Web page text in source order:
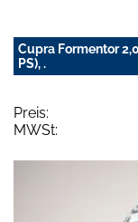
Cupra Formentor
PS), .
Preis:
MWSt: